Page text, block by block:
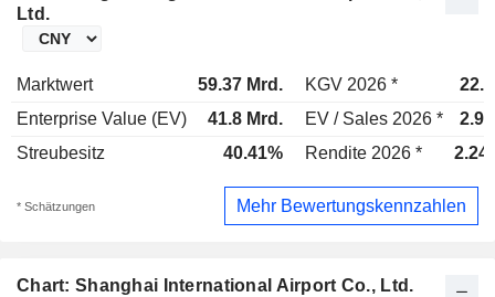
Ltd.
Marktwert 59.37 Mrd. KGV 2026 *
Enterprise Value (EV)
41.8 Mrd. EV / Sales 2026 *
Streubesitz
40.41% Rendite 2026 *
* Schätzungen Mehr Bewertungskennzahlen
Chart: Shanghai International Airport Co., Ltd.